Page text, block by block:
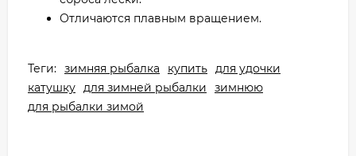
Отличаются плавным вращением.
Теги: зимняя рыбалка купить для удочки
катушку для зимней рыбалки
зимнюю
для рыбалки зимой